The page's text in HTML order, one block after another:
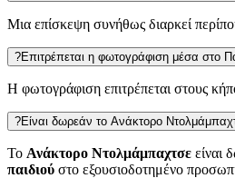
Μια επίσκεψη συνήθως διαρκεί
?Επιτρέπεται η φωτογράφιση μέσα στο
Η φωτογράφιση επιτρέπεται στους
?Είναι δωρεάν το Ανάκτορο
Το Ανάκτορο Ντολμάμπαχτσε είναι
παιδιού στο εξουσιοδοτημένο